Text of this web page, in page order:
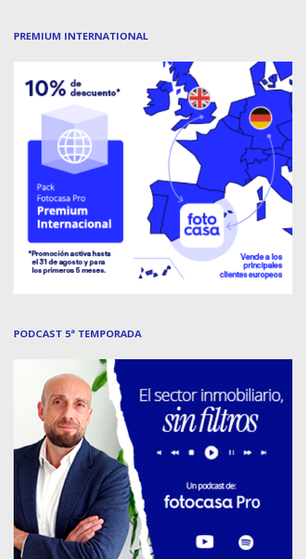
PREMIUM INTERNATIONAL
PODCAST 5ª TEMPORADA